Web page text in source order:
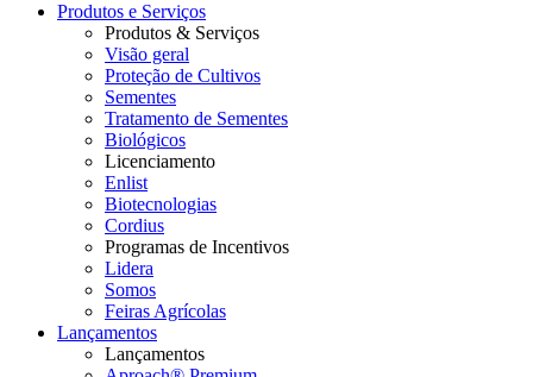
Produtos e Serviços
Produtos & Serviços
Visão geral
Proteção de Cultivos
Sementes
Tratamento de Sementes
Biológicos
Licenciamento
Enlist
Biotecnologias
Cordius
Programas de Incentivos
Lidera
Somos
Feiras Agrícolas
Lançamentos
Lançamentos